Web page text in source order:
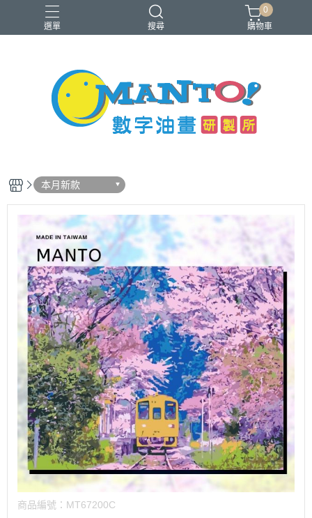
選單 搜尋
40x50cm 50x65cm
入門推薦款
本款免費升級淡彩縮時畫布
0
購物車
本月新款
商品編號： MT67200C